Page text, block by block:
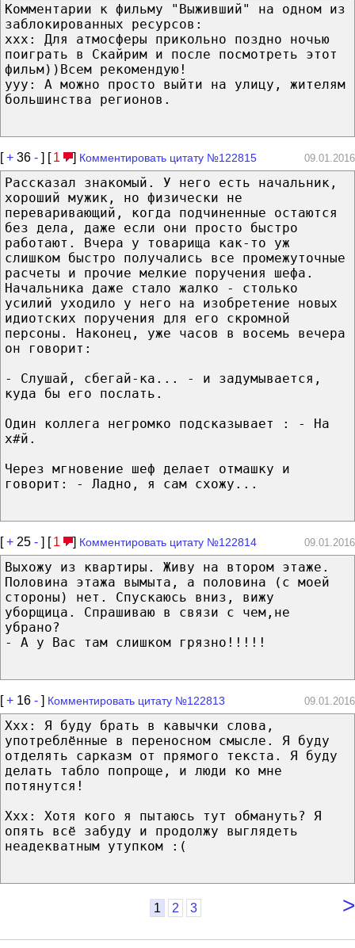
Комментарии к фильму "Выживший" на одном из
заблокированных ресурсов:
ххх: Для атмосферы прикольно поздно ночью
поиграть в Скайрим и после посмотреть этот
фильм))Всем рекомендую!
ууу: А можно просто выйти на улицу, жителям
большинства регионов.
[+ 36 - ] [ 1 ] Комментировать цитату №122815 09.01.2016
Рассказал знакомый. У него есть начальник,
хороший мужик, но физически не
переваривающий, когда подчиненные остаются
без дела, даже если они просто быстро
работают. Вчера у товарища как-то уж
слишком быстро получались все промежуточные
расчеты и прочие мелкие поручения шефа.
Начальника даже стало жалко - столько
усилий уходило у него на изобретение новых
идиотских поручения для его скромной
персоны. Наконец, уже часов в восемь вечера
он говорит:
- Слушай, сбегай-ка... - и задумывается,
куда бы его послать.
Один коллега негромко подсказывает : - На
х#й.
Через мгновение шеф делает отмашку и
говорит: - Ладно, я сам схожу...
[+ 25 - ] [ 1 ] Комментировать цитату №122814 09.01.2016
Выхожу из квартиры. Живу на втором этаже.
Половина этажа вымыта, а половина (с моей
стороны) нет. Спускаюсь вниз, вижу
уборщица. Спрашиваю в связи с чем,не
убрано?
- А у Вас там слишком грязно!!!!!
[+ 16 - ] Комментировать цитату №122813 09.01.2016
Ххх: Я буду брать в кавычки слова,
употреблённые в переносном смысле. Я буду
отделять сарказм от прямого текста. Я буду
делать табло попроще, и люди ко мне
потянутся!
Ххх: Хотя кого я пытаюсь тут обмануть? Я
опять всё забуду и продолжу выглядеть
неадекватным утупком :(
>
1 2 3